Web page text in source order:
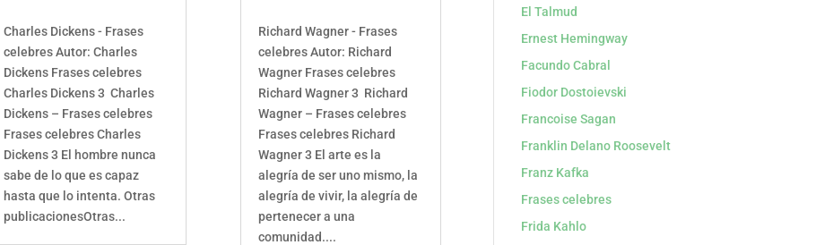
Charles Dickens - Frases
celebres Autor: Charles
Dickens Frases celebres
Charles Dickens 3 Charles
Dickens – Frases celebres
Frases celebres Charles
Dickens 3 El hombre nunca
sabe de lo que es capaz
hasta que lo intenta. Otras
publicacionesOtras...
Richard Wagner - Frases
celebres Autor: Richard
Wagner Frases celebres
Richard Wagner 3 Richard
Wagner – Frases celebres
Frases celebres Richard
Wagner 3 El arte es la
alegría de ser uno mismo, la
alegría de vivir, la alegría de
pertenecer a una
comunidad....
El Talmud
Ernest Hemingway
Facundo Cabral
Fiodor Dostoievski
Francoise Sagan
Franklin Delano Roosevelt
Franz Kafka
Frases celebres
Frida Kahlo